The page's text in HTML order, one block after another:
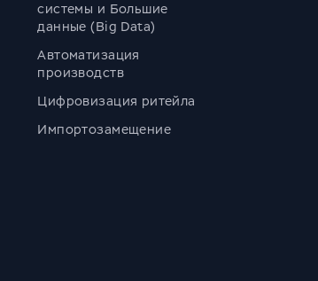
системы и Большие
данные (Big Data)
Автоматизация
производств
Цифровизация ритейла
Импортозамещение